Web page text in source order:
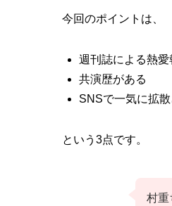
今回のポイントは、
週刊誌による熱愛
共演歴がある
SNSで一気に拡
という3点です。
村重